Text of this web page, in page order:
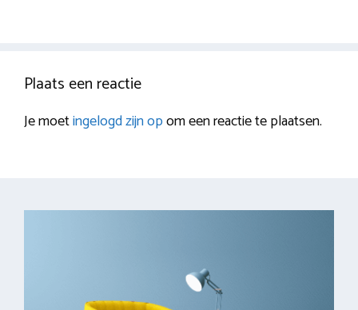
Plaats een reactie
Je moetingelogd zijn opom een reactie te plaatsen.